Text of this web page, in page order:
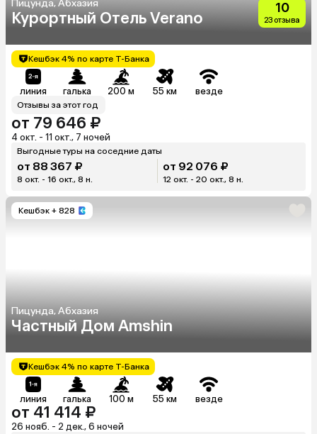
Пицунда, Абхазия
Курортный Отель Verano
10
23 отзыва
Кешбэк 4% по карте Т-Банка
линия галька 200 м 55 км везде
Отзывы за этот год
от 79 646 ₽
4 окт. - 11 окт., 7 ночей
Выгодные туры на соседние даты
от 88 367 ₽
8 окт. - 16 окт., 8 н.
от 92 076 ₽
12 окт. - 20 окт., 8 н.
Кешбэк + 828
Пицунда, Абхазия
Частный Дом Amshin
Кешбэк 4% по карте Т-Банка
линия галька 100 м 55 км везде
от 41 414 ₽
26 нояб. - 2 дек., 6 ночей